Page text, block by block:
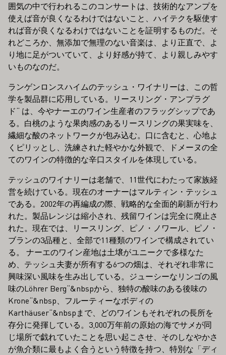
囲気の中で行われるこのコンサートは、技術的なアンプを
使えば音が良くなるわけではないこと、ハイテクを駆使す
れば音が良くなるわけではないことを証明するものだ。そ
れどころか、無添加で無理のない音楽は、より正直で、よ
り地に足がついていて、より好感が持て、より親しみやす
いものなのだ。
ランゲンロンスハイムのテッシュ・ワイナリーは、この哲
学を製品群に応用している。リースリング・アンプラグ
ド“ は、今やナーエのワイン生産者のフラッグシップであ
る。白桃のような果肉感のあるリースリングの果実味を、
繊細な酸のネットワークが包み込む。口に含むと、心地よ
くピリッとし、洗練された軽やかな外観で、ドメーヌの全
てのワインの特徴的な辛口スタイルを体現している。
テッシュのワイナリーは老舗で、11世代にわたって家族経
営を続けている。現在のオーナーはマルティン・テッシュ
である。2002年の再編成の際、戦略的な全面的刷新が行わ
れた。製品レンジは縮小され、残留ワインは完全に廃止さ
れた。現在では、リースリング、ピノ・ノワール、ピノ・
ブランの3品種と、全部で11種類のワインで構成されてい
る。 ナーエのワイン産地は土壌がユニークで多様なた
め、テッシュ夫妻が所有する6つの畑は、それぞれ非常に
興味深い風味を生み出している。ジューシーなリンゴの風
味のLöhrer Berg“&nbspから、独特の酸味のある後味の
Krone“&nbsp、フルーティーなボディの
Karthäuser“&nbspまで、どのワインもそれぞれの長所を
存分に発揮している。3,000万年前の原始の海でサメが同
じ場所で戯れていたことを思い起こさせ、そのしなやかさ
が魚介類に最もよく合うという特徴を持つ、特別な「ディ